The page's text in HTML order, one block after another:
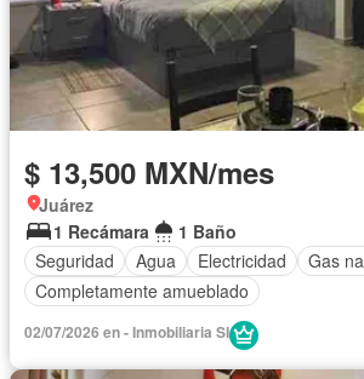
$ 13,500 MXN/mes
Juárez
1 Recámara
1 Baño
Seguridad
Agua Electricidad Gas
Completamente amueblado
02/07/2026 en - Inmobiliaria SI